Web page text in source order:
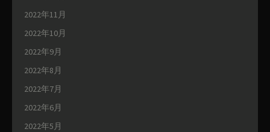
2022年11月
2022年10月
2022年9月
2022年8月
2022年7月
2022年6月
2022年5月